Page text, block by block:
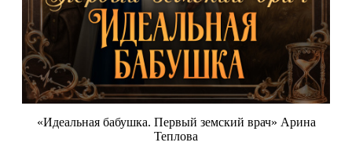
«Идеальная бабушка. Первый земский врач» Арина
Теплова